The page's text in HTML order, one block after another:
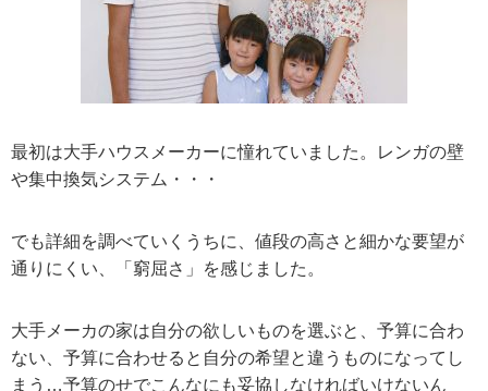
最初は大手ハウスメーカーに憧れていました。レンガの壁
や集中換気システム・・・
でも詳細を調べていくうちに、値段の高さと細かな要望が
通りにくい、「窮屈さ」を感じました。
大手メーカの家は自分の欲しいものを選ぶと、予算に合わ
ない、予算に合わせると自分の希望と違うものになってし
まう…予算のせでこんなにも妥協しなければいけないん